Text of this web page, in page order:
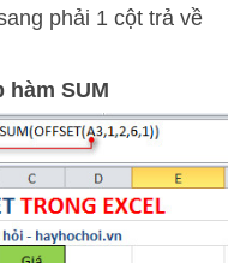
phải 1 cột trả về
hàm SUM